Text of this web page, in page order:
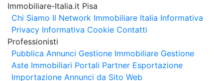
Immobiliare-Italia.it Pisa
Chi Siamo Il Network Immobiliare Italia Informativa
Privacy Informativa Cookie Contatti
Professionisti
Pubblica Annunci Gestione Immobiliare Gestione
Aste Immobiliari Portali Partner Esportazione
Importazione Annunci da Sito Web